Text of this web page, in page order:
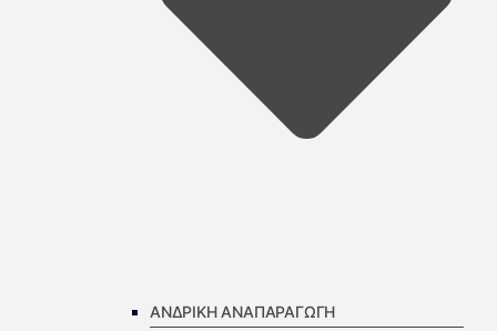
ΑΝΔΡΙΚΗ ΑΝΑΠΑΡΑΓΩΓΗ